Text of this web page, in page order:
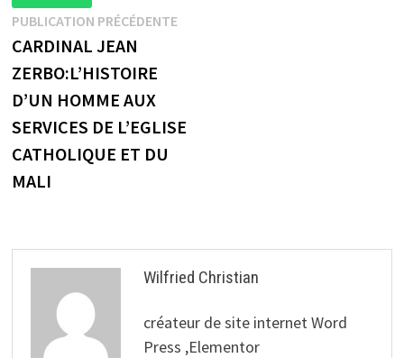
Navigation
de
l’article
PUBLICATION PRÉCÉDENTEPublication
CARDINAL JEAN
ZERBO:L’HISTOIRE
D’UN HOMME AUX
SERVICES DE L’EGLISE
CATHOLIQUE ET DU
MALI
Wilfried Christian
créateur de site internet Word
Press ,Elementor